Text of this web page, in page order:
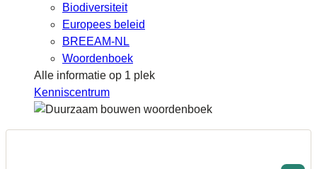
Biodiversiteit
Europees beleid
BREEAM-NL
Woordenboek
Alle informatie op 1 plek
Kenniscentrum